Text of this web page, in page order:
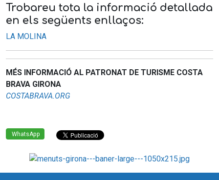
Trobareu tota la informació detallada
en els següents enllaços:
LA MOLINA
MÉS INFORMACIÓ AL PATRONAT DE TURISME COSTA
BRAVA GIRONA
COSTABRAVA.ORG
WhatsApp